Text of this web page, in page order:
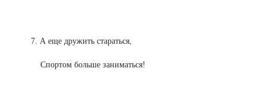
7. А еще дружить стараться,
Спортом больше заниматься!